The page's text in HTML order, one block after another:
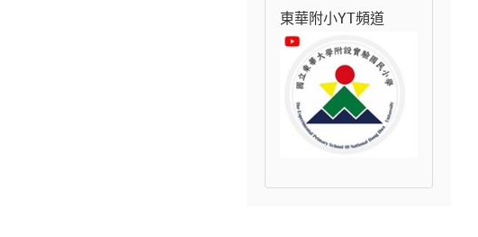
東華附小YT頻道